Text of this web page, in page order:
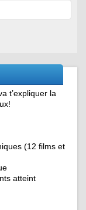
t’expliquer la
(12 films et
atteint